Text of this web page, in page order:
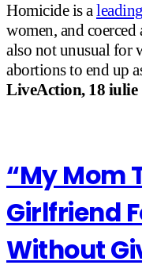
Homicide is a
women, and coerced
also not unusual for
abortions to end up
LiveAction, 18 iulie
“My Mom
Girlfriend
Without